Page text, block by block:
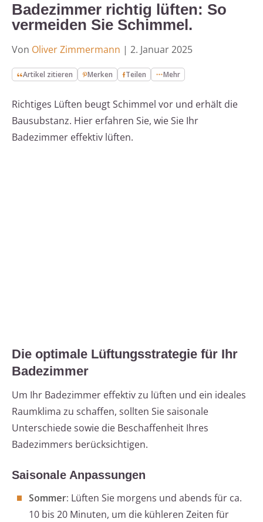
Badezimmer richtig lüften: So
vermeiden Sie Schimmel.
Von Oliver Zimmermann | 2. Januar 2025
Artikel zitieren Merken Teilen Mehr
Richtiges Lüften beugt Schimmel vor und erhält die
Bausubstanz. Hier erfahren Sie, wie Sie Ihr
Badezimmer effektiv lüften.
Die optimale Lüftungsstrategie für Ihr
Badezimmer
Um Ihr Badezimmer effektiv zu lüften und ein ideales
Raumklima zu schaffen, sollten Sie saisonale
Unterschiede sowie die Beschaffenheit Ihres
Badezimmers berücksichtigen.
Saisonale Anpassungen
Sommer: Lüften Sie morgens und abends für ca.
10 bis 20 Minuten, um die kühleren Zeiten für